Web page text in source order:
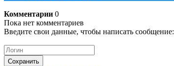
Комментарии 0
Пока нет комментариев
Введите свои данные, чтобы написать сообщение:
Сохранить